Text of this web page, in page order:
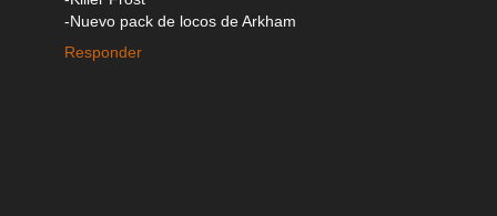
-Nuevo pack de locos de Arkham
Responder